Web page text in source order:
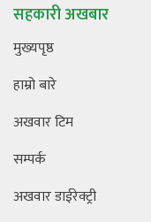
सहकारी अखबार
मुख्यपृष्ठ
हाम्रो बारे
अखवार टिम
सम्पर्क
अखवार डाईरेक्ट्री